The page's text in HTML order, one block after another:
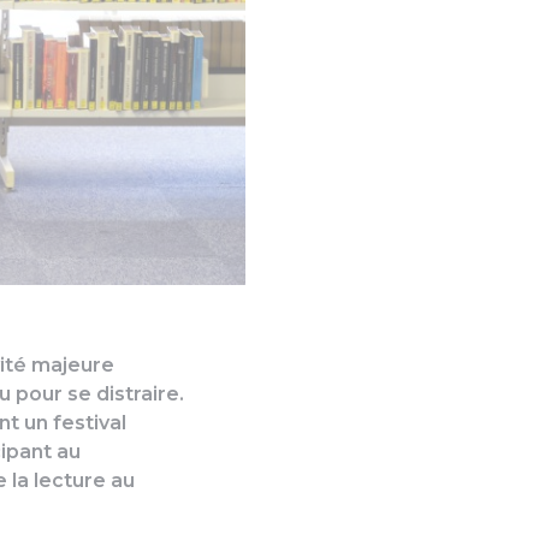
majeure
pour se distraire.
un festival
au
la lecture au